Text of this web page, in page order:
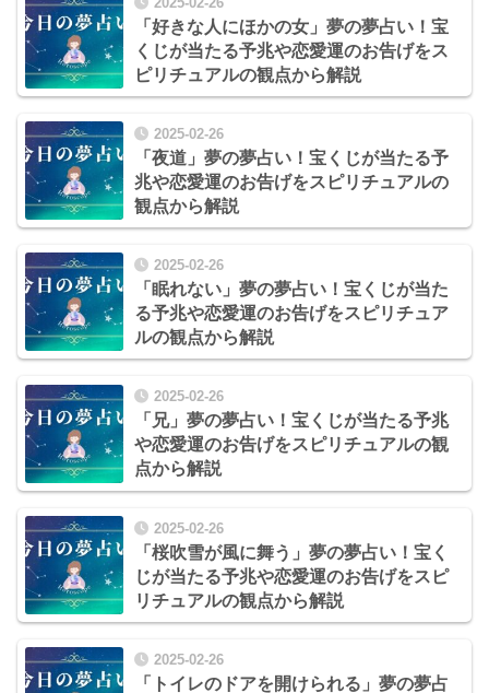
「好きな人にほかの女」夢の夢占い！宝
くじが当たる予兆や恋愛運のお告げをス
ピリチュアルの観点から解説
2025-02-26
「夜道」夢の夢占い！宝くじが当たる予
兆や恋愛運のお告げをスピリチュアルの
観点から解説
2025-02-26
「眠れない」夢の夢占い！宝くじが当た
る予兆や恋愛運のお告げをスピリチュア
ルの観点から解説
2025-02-26
「兄」夢の夢占い！宝くじが当たる予兆
や恋愛運のお告げをスピリチュアルの観
点から解説
2025-02-26
「桜吹雪が風に舞う」夢の夢占い！宝く
じが当たる予兆や恋愛運のお告げをスピ
リチュアルの観点から解説
2025-02-26
「トイレのドアを開けられる」夢の夢占